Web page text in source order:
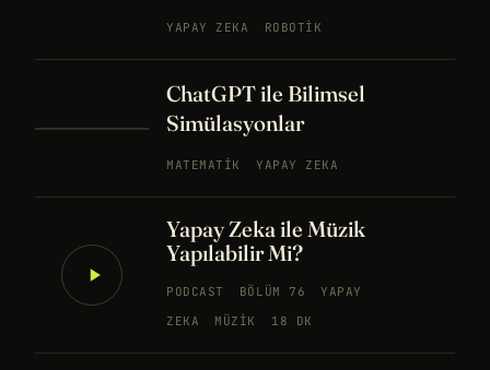
YAPAY ZEKA ROBOTIK
ChatGPT ile Bilimsel
Simülasyonlar
MATEMATIK YAPAY ZEKA
Yapay Zeka ile Müzik
Yapılabilir Mi?
PODCAST BÖLÜM 76
YAPAY
ZEKA
MÜZIK 18 DK